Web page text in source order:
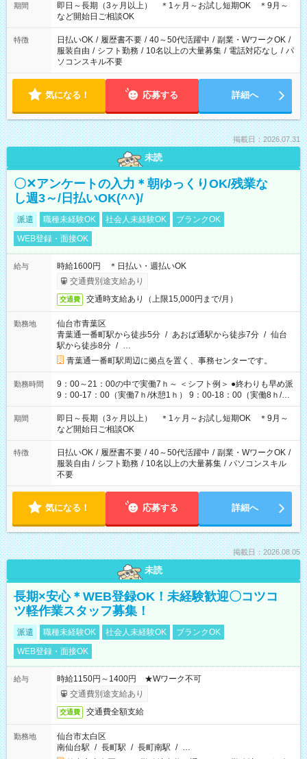
期間
即日～長期（3ヶ月以上） ＊1ヶ月～お試し短期OK ＊9月～
など開始日ご相談OK
特徴 日払いOK / 履歴書不要 / 40～50代活躍中 / 副業・WワークOK /
服装自由 / シフト勤務 / 10名以上の大量募集 / 電話対応なし / パ
ソコンスキル不要
気になる！ 応募する 詳細へ
掲載日：2026.07.31
未読
〇✕アンケートの入力＊朝ゆっくりOK/残業な
し週3～/日払いOK(^^)/
派遣 職種未経験OK 社会人未経験OK
ブランクOK
WEB登録・面接OK
給与
時給1600円 ＊日払い・週払いOK
交通費別途支給あり
交通費 交通時支給あり（上限15,000円まで/月）
勤務地
仙台市青葉区
青葉通一番町駅から徒歩5分 / あおば通駅から徒歩7分 / 仙台
駅から徒歩8分 / …
青葉通一番町駅周辺に拠点を置く、事務センターです。
勤務時間
9：00～21：00の中で実働7ｈ～ ＜シフト例＞ ●終わりも早め派
9：00-17：00（実働7ｈ/休憩1ｈ） 9：00-18：00（実働8ｈ/休
憩1ｈ） 10：00-19：00（実働8ｈ/休憩1ｈ） ●朝ゆっくり派
11：00-20：00（実働8ｈ/休憩1ｈ） 12：00-20：00（実働7ｈ/
休憩1ｈ） 12：00-21：00（実働8ｈ/休憩1ｈ） 13：00-22：
00（実働8ｈ/休憩1ｈ） ＊時間帯固定OK
期間
即日～長期（3ヶ月以上） ＊1ヶ月～お試し短期OK ＊9月～
など開始日ご相談OK
特徴 日払いOK / 履歴書不要 / 40～50代活躍中 / 副業・WワークOK /
服装自由 / シフト勤務 / 10名以上の大量募集 / パソコンスキル
不要
気になる！ 応募する 詳細へ
掲載日：2026.08.05
未読
長期×安心＊WEB登録OK！未経験歓迎〇コツコ
ツ軽作業スタッフ募集！
派遣 職種未経験OK 社会人未経験OK
ブランクOK
WEB登録・面接OK
給与
時給1150円～1400円 ★Wワーク不可
交通費別途支給あり
交通費 交通費全額支給
勤務地
仙台市太白区
南仙台駅 / 長町駅 / 長町南駅 / …